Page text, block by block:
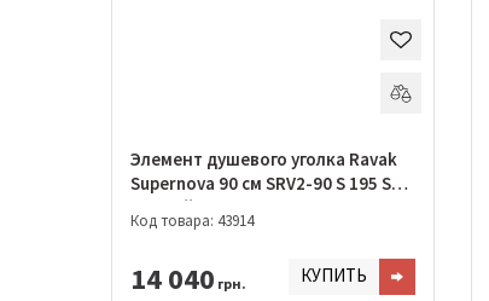
Элемент душевого уголка Ravak
Supernova 90 см SRV2-90 S 195 S
Чорний + GRAPE
Код товара: 43914
14 040 грн. КУПИТЬ